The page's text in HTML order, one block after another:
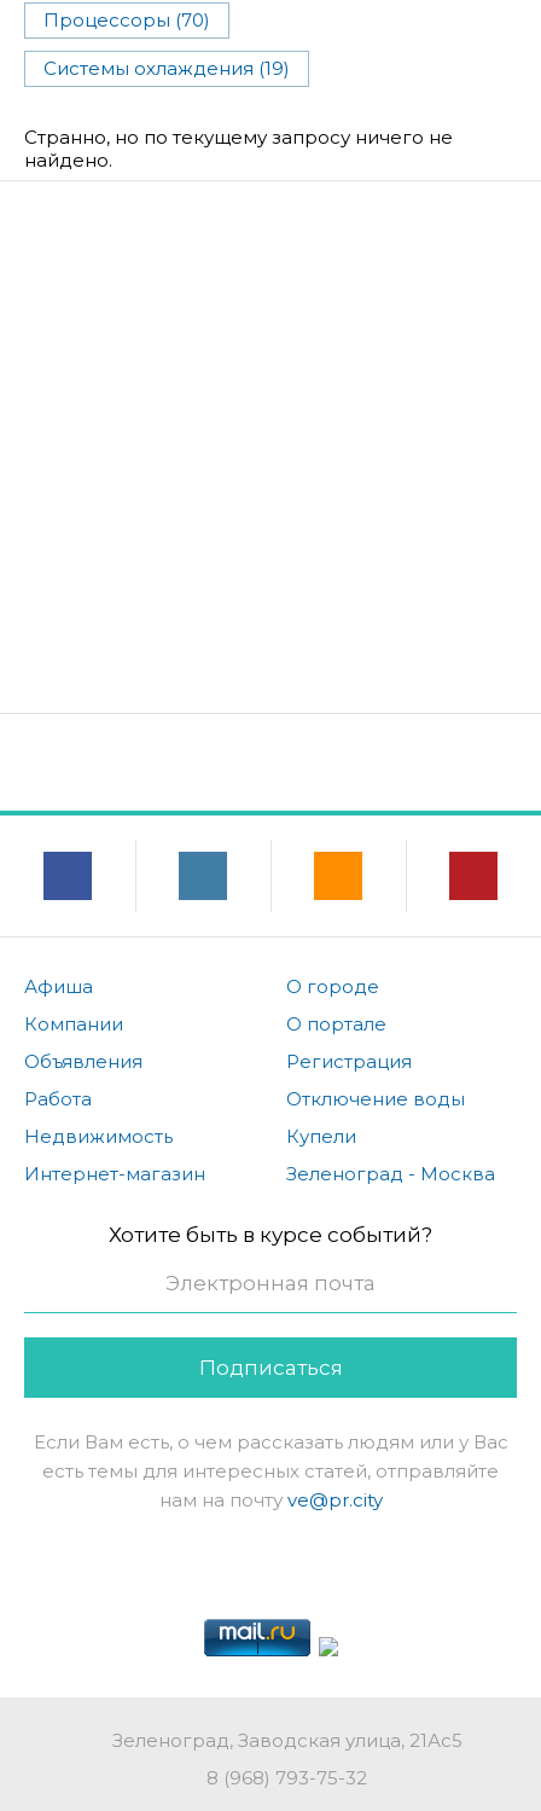
Процессоры (70)
Системы охлаждения (19)
Странно, но по текущему запросу ничего не
найдено.
Афиша
Компании
Объявления
Работа
Недвижимость
Интернет-магазин
О городе
О портале
Регистрация
Отключение воды
Купели
Зеленоград - Москва
Хотите быть в курсе событий?
Подписаться
Если Вам есть, о чем рассказать людям или у Вас
есть темы для интересных статей, отправляйте
нам на почту ve@pr.city
Зеленоград, Заводская улица, 21Ас5
8 (968) 793-75-32